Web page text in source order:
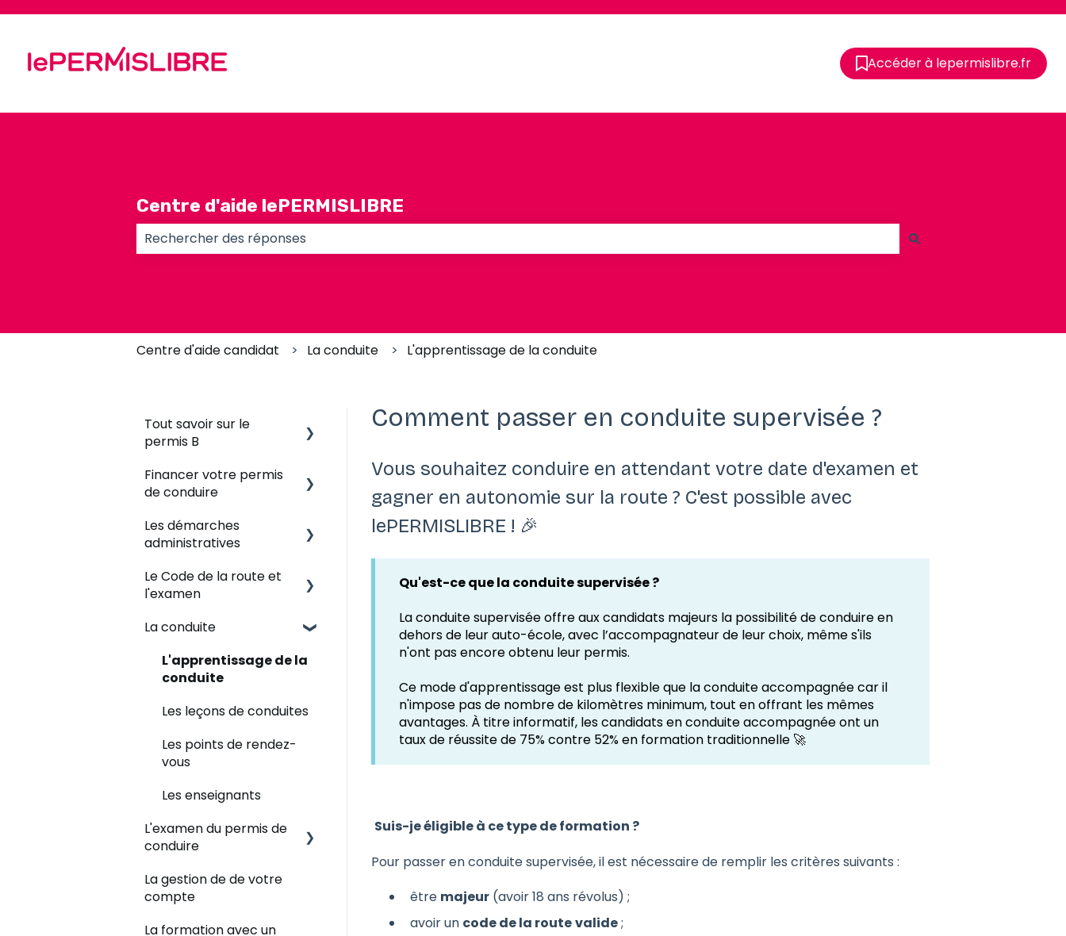
Accéder à lepermislibre.fr
Centre d'aide lePERMISLIBRE
Centre d'aide candidat La conduite L'apprentissage de la conduite
Comment passer en conduite supervisée ?
Vous souhaitez conduire en attendant votre date d'examen et
gagner en autonomie sur la route ? C'est possible avec
lePERMISLIBRE ! 🎉
Qu'est-ce que la conduite supervisée ?
La conduite supervisée offre aux candidats majeurs la possibilité de conduire en
dehors de leur auto-école, avec l’accompagnateur de leur choix, même s'ils
n'ont pas encore obtenu leur permis.
Ce mode d'apprentissage est plus flexible que la conduite accompagnée car il
n'impose pas de nombre de kilomètres minimum, tout en offrant les mêmes
avantages. À titre informatif, les candidats en conduite accompagnée ont un
taux de réussite de 75% contre 52% en formation traditionnelle 🚀
Suis-je éligible à ce type de formation ?
Pour passer en conduite supervisée, il est nécessaire de remplir les critères suivants :
être majeur(avoir 18 ans révolus) ;
avoir un code de la routevalide;
Tout savoir sur le
permis B
Se lancer dans une
formation au permis
Les règles en auto-
école
Evaluer votre situation
Financer votre permis
de conduire
Le CPF
paiement
financement acceptés
Les démarches
administratives
Quel est votre situation
?
Le NEPH
L'ANTS
formation
Le Code de la route et
l'examen
Plateforme de révision
Examen théorique -
inscription
Examen théorique -
Examen théorique -
La conduite
L'apprentissage de la
conduite
Les leçons de conduites
Les points de rendez-
vous
Les enseignants
L'examen du permis de
conduire
Examen du permis de
conduire - Inscription
Examen du permis de
La gestion de de votre
compte
La formation avec un